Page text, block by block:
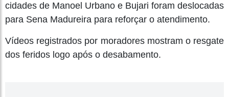
cidades de Manoel Urbano e Bujari foram deslocadas
para Sena Madureira para reforçar o atendimento.
Vídeos registrados por moradores mostram o resgate
dos feridos logo após o desabamento.